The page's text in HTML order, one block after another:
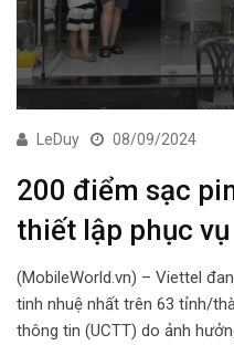
LeDuy 08/09/2024
200 điểm sạc
thiết lập phục
(MobileWorld.vn) – Viettel
tinh nhuệ nhất trên 63 tỉnh/
thông tin (UCTT) do ảnh